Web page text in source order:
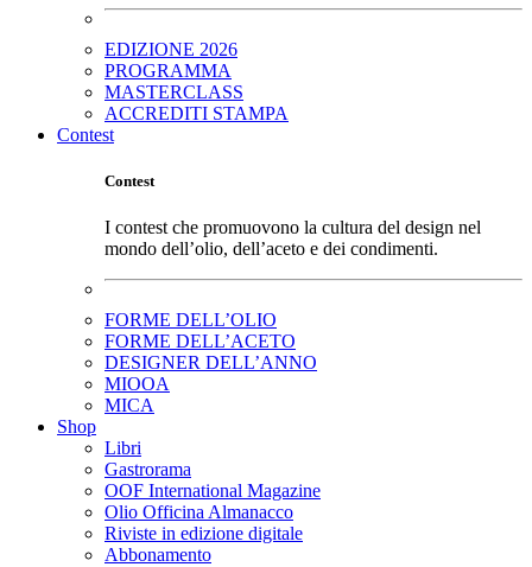
EDIZIONE 2026
PROGRAMMA
MASTERCLASS
ACCREDITI STAMPA
Contest
Contest
I contest che promuovono la cultura del design nel
mondo dell’olio, dell’aceto e dei condimenti.
FORME DELL’OLIO
FORME DELL’ACETO
DESIGNER DELL’ANNO
MIOOA
MICA
Shop
Libri
Gastrorama
OOF International Magazine
Olio Officina Almanacco
Riviste in edizione digitale
Abbonamento